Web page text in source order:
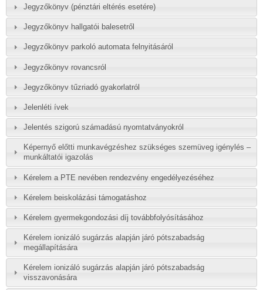
Jegyzőkönyv (pénztári eltérés esetére)
Jegyzőkönyv hallgatói balesetről
Jegyzőkönyv parkoló automata felnyitásáról
Jegyzőkönyv rovancsról
Jegyzőkönyv tűzriadó gyakorlatról
Jelenléti ívek
Jelentés szigorú számadású nyomtatványokról
Képernyő előtti munkavégzéshez szükséges szemüveg igénylés –
munkáltatói igazolás
Kérelem a PTE nevében rendezvény engedélyezéséhez
Kérelem beiskolázási támogatáshoz
Kérelem gyermekgondozási díj továbbfolyósításához
Kérelem ionizáló sugárzás alapján járó pótszabadság
megállapítására
Kérelem ionizáló sugárzás alapján járó pótszabadság
visszavonására